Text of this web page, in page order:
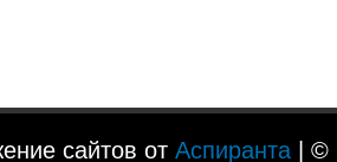
сайтов от Аспиранта| ©